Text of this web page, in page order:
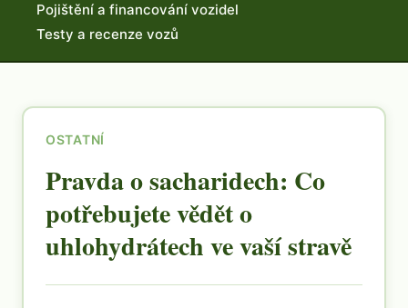
Pojištění a financování vozidel
Testy a recenze vozů
OSTATNÍ
Pravda o sacharidech: Co
potřebujete vědět o
uhlohydrátech ve vaší stravě